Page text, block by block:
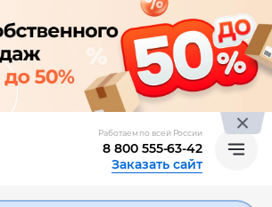
Работаем по всей России
8 800 555-63-42
Заказать сайт